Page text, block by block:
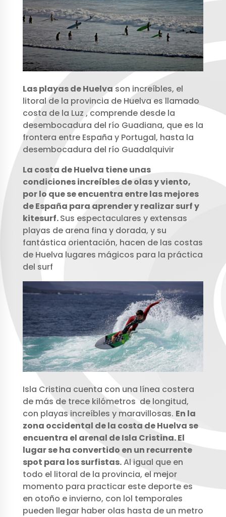
Las playas de Huelvason increíbles, el
litoral de la provincia de Huelva es llamado
costa de la Luz , comprende desde la
desembocadura del río Guadiana, que es la
frontera entre España y Portugal, hasta la
desembocadura del río Guadalquivir
La costa de Huelva tiene unas
condiciones increíbles de olas y viento,
por lo que se encuentra entre las mejores
de España para aprender y realizar surf y
kitesurf.Sus espectaculares y extensas
playas de arena fina y dorada, y su
fantástica orientación, hacen de las costas
de Huelva lugares mágicos para la práctica
del surf
Isla Cristina cuenta con una línea costera
de más de trece kilómetros de longitud,
con playas increíbles y maravillosas. En la
zona occidental de la costa de Huelva se
encuentra el arenal de Isla Cristina.El
lugar se ha convertido en un recurrente
spot para los surfistas.Al igual que en
todo el litoral de la provincia, el mejor
momento para practicar este deporte es
en otoño e invierno, con lol temporales
pueden llegar haber olas hasta de un metro